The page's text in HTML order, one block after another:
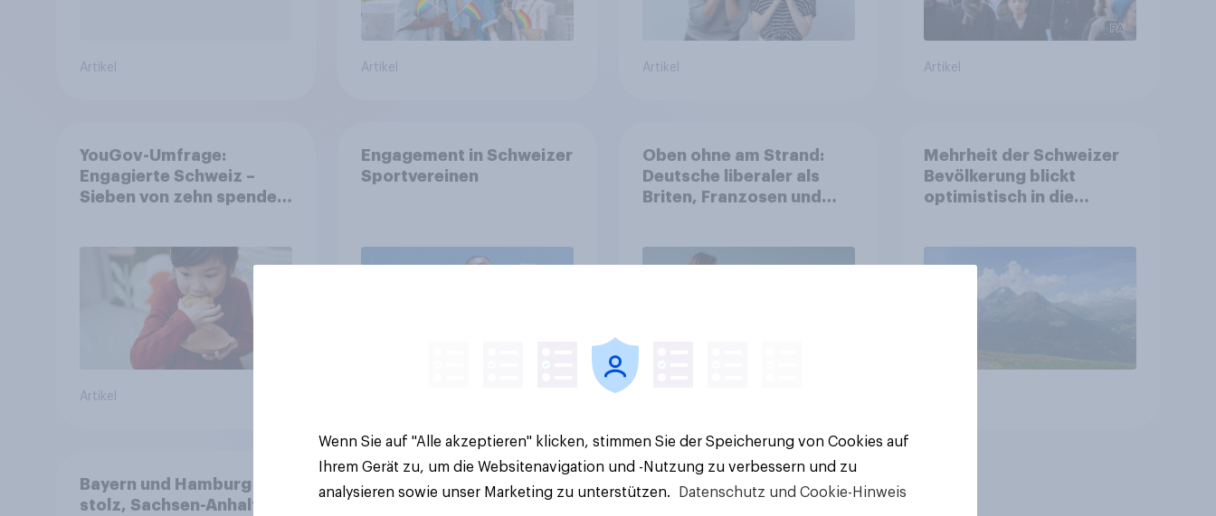
Artikel Artikel Artikel Artikel
YouGov-Umfrage:
Engagierte Schweiz –
Sieben von zehn spenden,
Artikel
Engagement in Schweizer
Sportvereinen
Oben ohne am Strand:
Deutsche liberaler als
Briten, Franzosen und
Mehrheit der Schweizer
Bevölkerung blickt
optimistisch in die
Gesundheitswesen und
Altersvorsorge
Bayern und Hamburg
stolz, Sachsen-Anhalt
Wenn Sie auf "Alle akzeptieren" klicken, stimmen Sie der Speicherung von Cookies auf
Ihrem Gerät zu, um die Websitenavigation und -Nutzung zu verbessern und zu
analysieren sowie unser Marketing zu unterstützen.
Datenschutz und Cookie-Hinweis